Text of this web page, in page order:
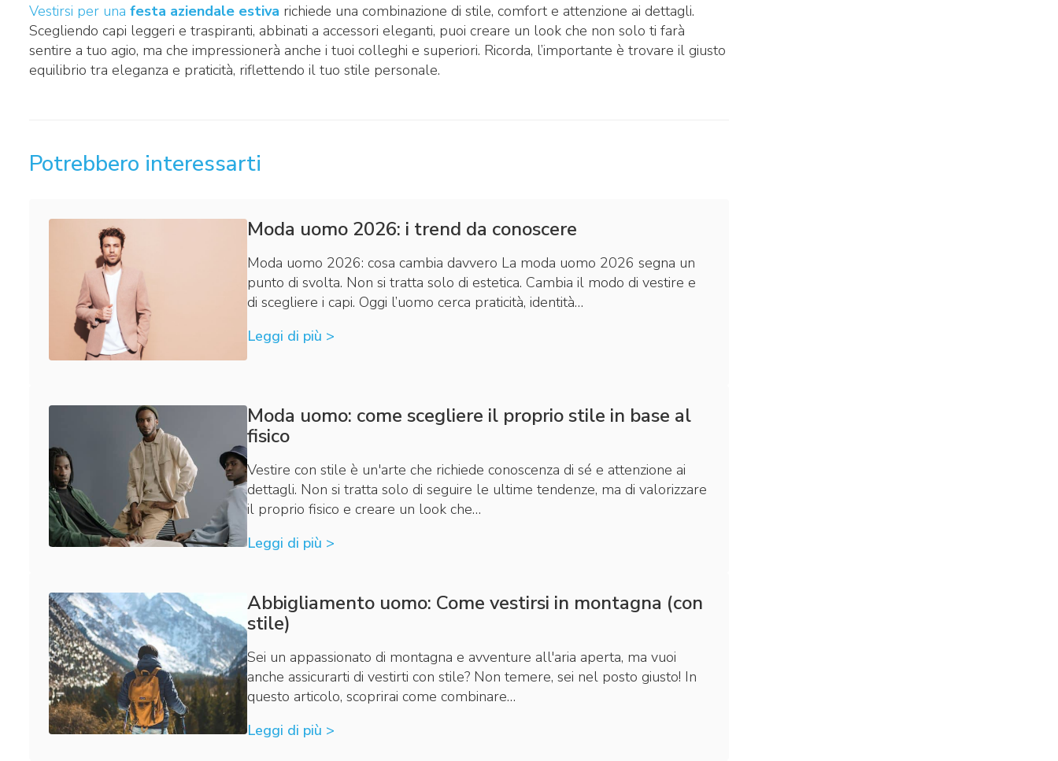
Vestirsi per una festa aziendale estiva richiede una combinazione di stile, comfort e attenzione ai dettagli.
Scegliendo capi leggeri e traspiranti, abbinati a accessori eleganti, puoi creare un look che non solo ti farà
sentire a tuo agio, ma che impressionerà anche i tuoi colleghi e superiori. Ricorda, l’importante è trovare il giusto
equilibrio tra eleganza e praticità, riflettendo il tuo stile personale.
Potrebbero interessarti
Moda uomo 2026: i trend da conoscere
Moda uomo 2026: cosa cambia davvero La moda uomo 2026 segna un
punto di svolta. Non si tratta solo di estetica. Cambia il modo di vestire e
di scegliere i capi. Oggi l’uomo cerca praticità, identità…
Leggi di più >
Moda uomo: come scegliere il proprio stile in base al
fisico
Vestire con stile è un'arte che richiede conoscenza di sé e attenzione ai
dettagli. Non si tratta solo di seguire le ultime tendenze, ma di valorizzare
il proprio fisico e creare un look che…
Leggi di più >
Abbigliamento uomo: Come vestirsi in montagna (con
stile)
Sei un appassionato di montagna e avventure all'aria aperta, ma vuoi
anche assicurarti di vestirti con stile? Non temere, sei nel posto giusto! In
questo articolo, scoprirai come combinare…
Leggi di più >